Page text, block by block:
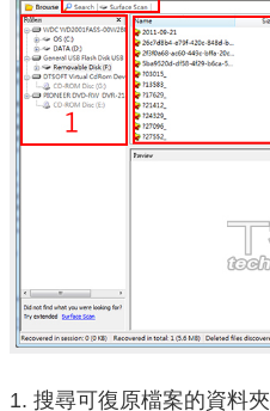
搜尋可復原檔案的資料夾